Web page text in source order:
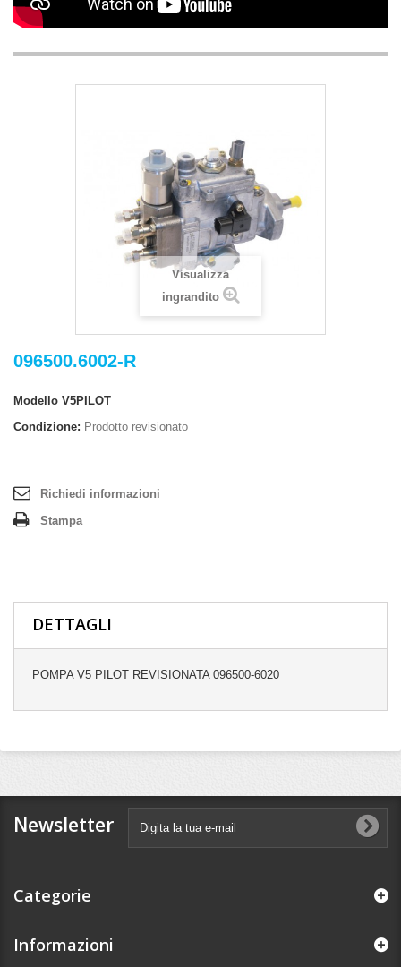
Visualizza
ingrandito
096500.6002-R
Modello V5PILOT
Condizione: Prodotto revisionato
Richiedi informazioni
Stampa
DETTAGLI
POMPA V5 PILOT REVISIONATA 096500-6020
Newsletter
Categorie
Informazioni